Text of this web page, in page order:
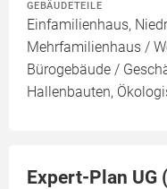
GEBÄUDETEILE
Einfamilienhaus,
Mehrfamilienhaus /
Bürogebäude /
Hallenbauten,
Expert-Plan